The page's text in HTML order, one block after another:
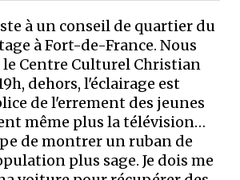
à un conseil de quartier du
à Fort-de-France. Nous
le Centre Culturel Christian
dehors, l'éclairage est
de l'errement des jeunes
même plus la télévision…
de montrer un ruban de
plus sage. Je dois me